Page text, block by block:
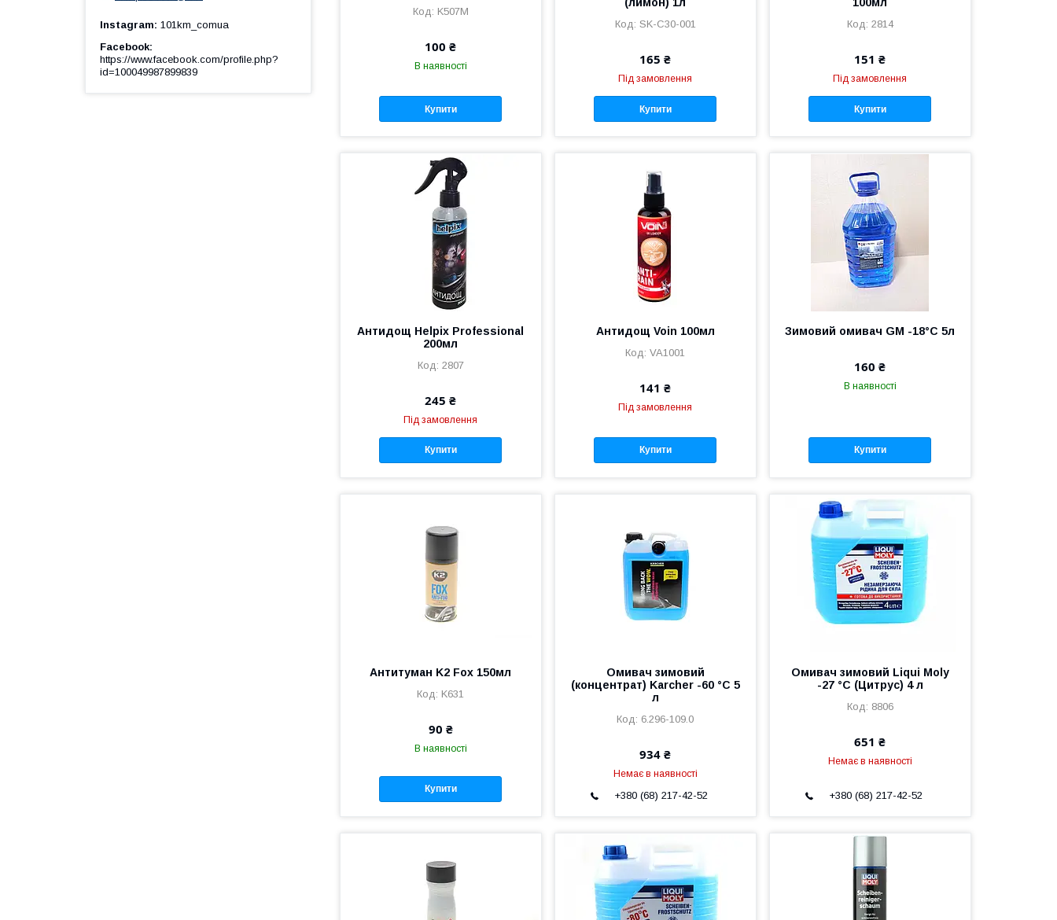
K507M
100 ₴
В наявності
Купити
SK-C30-001
165 ₴
Під замовлення
Купити
2814
151 ₴
Під замовлення
Купити
Антидощ Helpix Professional
200мл
2807
245 ₴
Під замовлення
Купити
Антидощ Voin 100мл
VA1001
141 ₴
Під замовлення
Купити
Зимовий омивач GM -18°C 5л
160 ₴
В наявності
Купити
Антитуман K2 Fox 150мл
K631
90 ₴
В наявності
Купити
Омивач зимовий
(концентрат) Karcher -60 °C 5
л
6.296-109.0
934 ₴
Немає в наявності
+380 (68) 217-42-52
Омивач зимовий Liqui Moly
-27 °C (Цитрус) 4 л
8806
651 ₴
Немає в наявності
+380 (68) 217-42-52
Instagram 101km_comua
Facebook
https://www.facebook.com/profile.php?
id=100049987899839